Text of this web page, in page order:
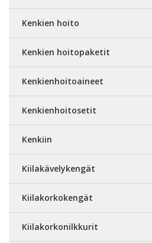
Kenkien hoito
Kenkien hoitopaketit
Kenkienhoitoaineet
Kenkienhoitosetit
Kenkiin
Kiilakävelykengät
Kiilakorkokengät
Kiilakorkonilkkurit